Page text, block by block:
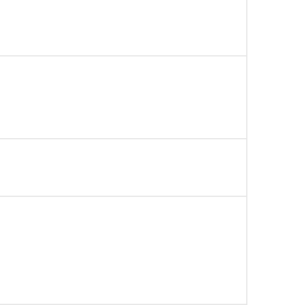
なく第三者に漏洩または開示し
利用いただくには、I-Webメン
部品リストについて、当社およ
引・商談に必要な範囲で利用す
に関して"
ることがあります。
ます。
過去に遡って非含有を証明するも
漏えいし、環境に深刻な影響を
ください。
が違法に輸出するおそれがある場
していない機種